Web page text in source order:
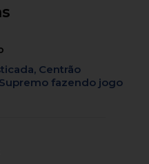
Centrão
fazendo jogo